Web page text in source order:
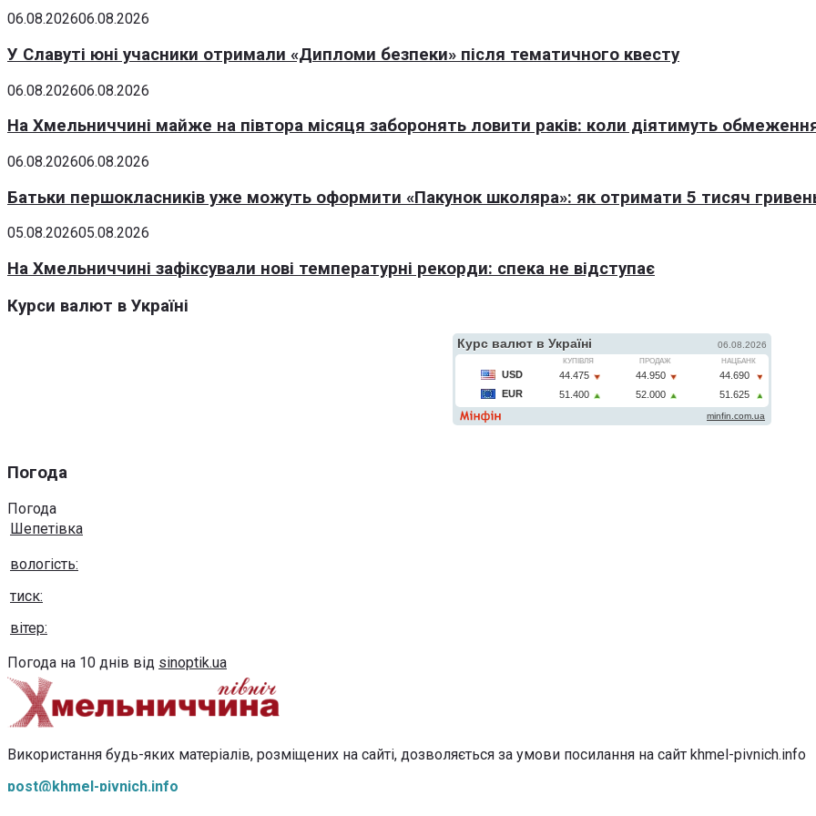
06.08.202606.08.2026
У Славуті юні учасники отримали «Дипломи безпеки» після тематичного квесту
06.08.202606.08.2026
На Хмельниччині майже на півтора місяця заборонять ловити раків: коли діятимуть
06.08.202606.08.2026
Батьки першокласників уже можуть оформити «Пакунок школяра»: як отримати 5 тисяч
05.08.202605.08.2026
На Хмельниччині зафіксували нові температурні рекорди: спека не відступає
Курси валют в Україні
Погода
Погода
Шепетівка
вологість:
тиск:
вітер:
Погода на 10 днів від sinoptik.ua
Використання будь-яких матеріалів, розміщених на сайті, дозволяється за умови посилання на сайт khmel-pivnich.info
post@khmel-pivnich.info